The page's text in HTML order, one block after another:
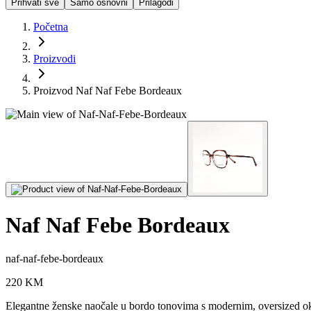
Prihvati sve Samo osnovni Prilagodi
Početna
Proizvodi
Proizvod Naf Naf Febe Bordeaux
Naf Naf Febe Bordeaux
naf-naf-febe-bordeaux
220 KM
Elegantne ženske naočale u bordo tonovima s modernim,